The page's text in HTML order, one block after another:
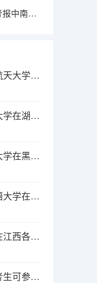
2026高考广东物理类考生可参考报中南林业科技大学涉外学院的专业汇总
2025年高考沈阳航空航天大学在山西各批次选科要求有哪些
2025年高考重庆师范大学在湖南各批次选科要求有哪些
2025年高考大连工业大学在黑龙江各批次选科要求有哪些
2025年高考天津外国语大学在江西各批次选科要求有哪些
2025年高考四川大学在江西各批次选科要求有哪些
2026高考广东物理类考生可参考报江西电力职业技术学院的专业汇总